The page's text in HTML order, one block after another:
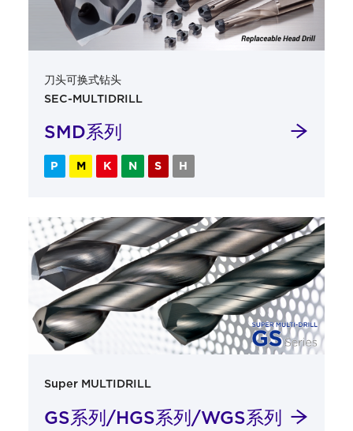
刀头可换式钻头
SEC-MULTIDRILL
SMD系列
P M K N S H
Super MULTIDRILL
GS系列/HGS系列/WGS系列